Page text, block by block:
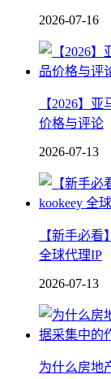
2026-07-16
【2026】
价格与评论
2026-07-13
【新手必
全球代理IP
2026-07-13
为什么房地